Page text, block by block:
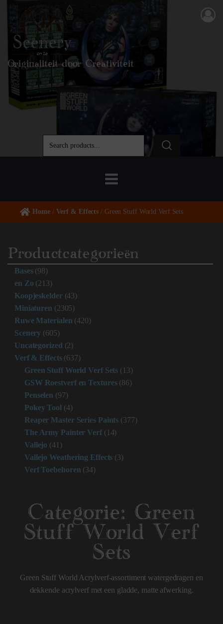
Originaliteit door Creativiteit
Home/ Verf & Effects / Green Stuff World Verf Sets
Productcategorieën
Bases (98)
en Zo (213)
Koopjeskelder (43)
Miniaturen (2305)
Ruwe Materialen (420)
Scenery (605)
Uncategorized (2)
Verf & Effects (637)
Green Stuff World Verf Sets (13)
GSW Roestverf en Textures (86)
Penselen (97)
Pokey Tool (4)
Reaper Master Series Paints (377)
The Army Painter Verf (14)
Vallejo (41)
Vallejo Weathering Effects (3)
Verf Toebehoren (34)
Categorie: Green
Stuff World Verf
Sets
Green Stuff World Acrylverf-assortiment watergedragen en
dekkende acrylverf met een gladde, matte afwerking.